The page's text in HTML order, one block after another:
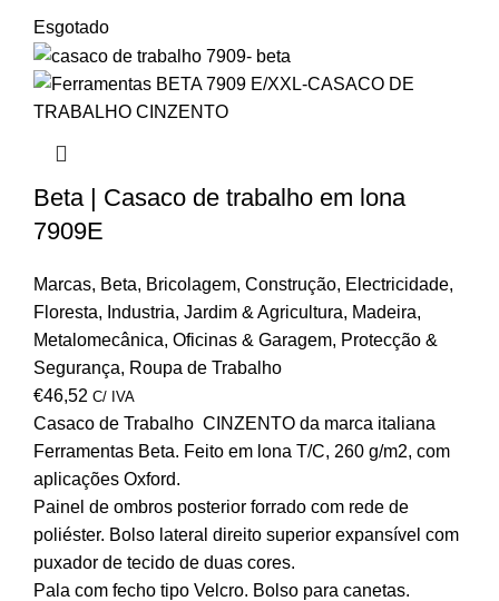
Esgotado
Beta | Casaco de trabalho em lona
7909E
Marcas, Beta, Bricolagem, Construção, Electricidade,
Floresta, Industria, Jardim & Agricultura, Madeira,
Metalomecânica, Oficinas & Garagem, Protecção &
Segurança, Roupa de Trabalho
€46,52 C/ IVA
Casaco de Trabalho CINZENTO da marca italiana
Ferramentas Beta. Feito em lona T/C, 260 g/m2, com
aplicações Oxford.
Painel de ombros posterior forrado com rede de
poliéster. Bolso lateral direito superior expansível com
puxador de tecido de duas cores.
Pala com fecho tipo Velcro. Bolso para canetas.